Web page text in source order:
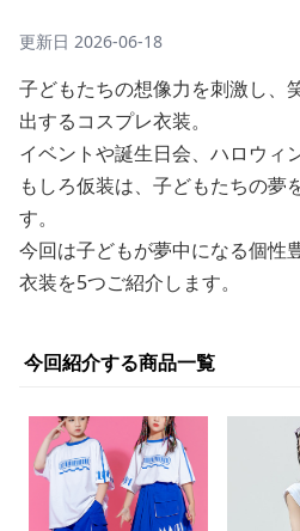
更新日 2026-06-18
子どもたちの想像力を刺激し、
出するコスプレ衣装。
イベントや誕生日会、ハロウィ
もしろ仮装は、子どもたちの夢
す。
今回は子どもが夢中になる個性
衣装を5つご紹介します。
今回紹介する商品一覧